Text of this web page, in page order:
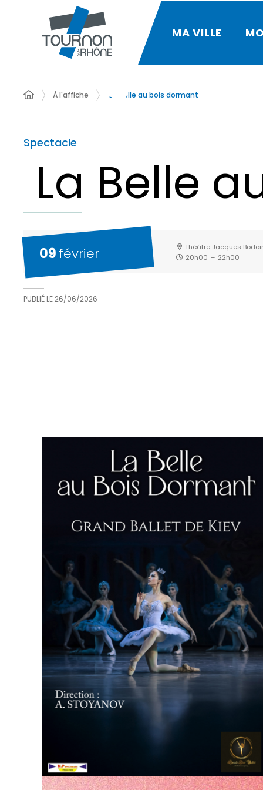
MA VILLE
À l'affiche La Belle au bois dormant
Spectacle
La Belle
09février
Théâtre Jacques
20h00 – 22h00
PUBLIÉ LE 26/06/2026